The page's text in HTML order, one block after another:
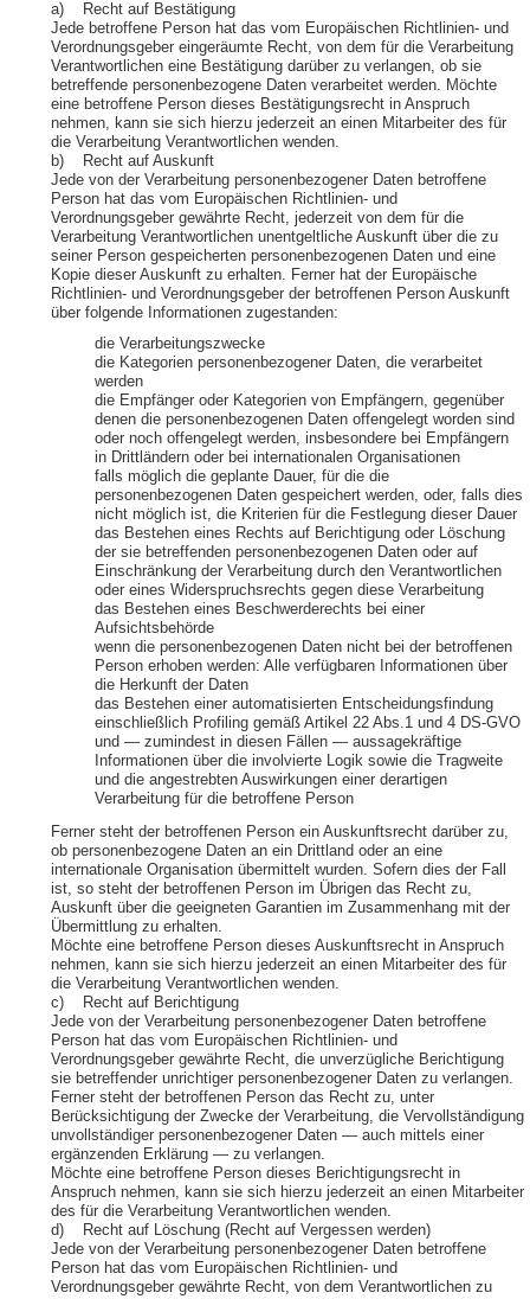
a) Recht auf Bestätigung
Jede betroffene Person hat das vom Europäischen Richtlinien- und
Verordnungsgeber eingeräumte Recht, von dem für die Verarbeitung
Verantwortlichen eine Bestätigung darüber zu verlangen, ob sie
betreffende personenbezogene Daten verarbeitet werden. Möchte
eine betroffene Person dieses Bestätigungsrecht in Anspruch
nehmen, kann sie sich hierzu jederzeit an einen Mitarbeiter des für
die Verarbeitung Verantwortlichen wenden.
b) Recht auf Auskunft
Jede von der Verarbeitung personenbezogener Daten betroffene
Person hat das vom Europäischen Richtlinien- und
Verordnungsgeber gewährte Recht, jederzeit von dem für die
Verarbeitung Verantwortlichen unentgeltliche Auskunft über die zu
seiner Person gespeicherten personenbezogenen Daten und eine
Kopie dieser Auskunft zu erhalten. Ferner hat der Europäische
Richtlinien- und Verordnungsgeber der betroffenen Person Auskunft
über folgende Informationen zugestanden:
die Verarbeitungszwecke
die Kategorien personenbezogener Daten, die verarbeitet
werden
die Empfänger oder Kategorien von Empfängern, gegenüber
denen die personenbezogenen Daten offengelegt worden sind
oder noch offengelegt werden, insbesondere bei Empfängern
in Drittländern oder bei internationalen Organisationen
falls möglich die geplante Dauer, für die die
personenbezogenen Daten gespeichert werden, oder, falls dies
nicht möglich ist, die Kriterien für die Festlegung dieser Dauer
das Bestehen eines Rechts auf Berichtigung oder Löschung
der sie betreffenden personenbezogenen Daten oder auf
Einschränkung der Verarbeitung durch den Verantwortlichen
oder eines Widerspruchsrechts gegen diese Verarbeitung
das Bestehen eines Beschwerderechts bei einer
Aufsichtsbehörde
wenn die personenbezogenen Daten nicht bei der betroffenen
Person erhoben werden: Alle verfügbaren Informationen über
die Herkunft der Daten
das Bestehen einer automatisierten Entscheidungsfindung
einschließlich Profiling gemäß Artikel 22 Abs.1 und 4 DS-GVO
und — zumindest in diesen Fällen — aussagekräftige
Informationen über die involvierte Logik sowie die Tragweite
und die angestrebten Auswirkungen einer derartigen
Verarbeitung für die betroffene Person
Ferner steht der betroffenen Person ein Auskunftsrecht darüber zu,
ob personenbezogene Daten an ein Drittland oder an eine
internationale Organisation übermittelt wurden. Sofern dies der Fall
ist, so steht der betroffenen Person im Übrigen das Recht zu,
Auskunft über die geeigneten Garantien im Zusammenhang mit der
Übermittlung zu erhalten.
Möchte eine betroffene Person dieses Auskunftsrecht in Anspruch
nehmen, kann sie sich hierzu jederzeit an einen Mitarbeiter des für
die Verarbeitung Verantwortlichen wenden.
c) Recht auf Berichtigung
Jede von der Verarbeitung personenbezogener Daten betroffene
Person hat das vom Europäischen Richtlinien- und
Verordnungsgeber gewährte Recht, die unverzügliche Berichtigung
sie betreffender unrichtiger personenbezogener Daten zu verlangen.
Ferner steht der betroffenen Person das Recht zu, unter
Berücksichtigung der Zwecke der Verarbeitung, die Vervollständigung
unvollständiger personenbezogener Daten — auch mittels einer
ergänzenden Erklärung — zu verlangen.
Möchte eine betroffene Person dieses Berichtigungsrecht in
Anspruch nehmen, kann sie sich hierzu jederzeit an einen Mitarbeiter
des für die Verarbeitung Verantwortlichen wenden.
d) Recht auf Löschung (Recht auf Vergessen werden)
Jede von der Verarbeitung personenbezogener Daten betroffene
Person hat das vom Europäischen Richtlinien- und
Verordnungsgeber gewährte Recht, von dem Verantwortlichen zu